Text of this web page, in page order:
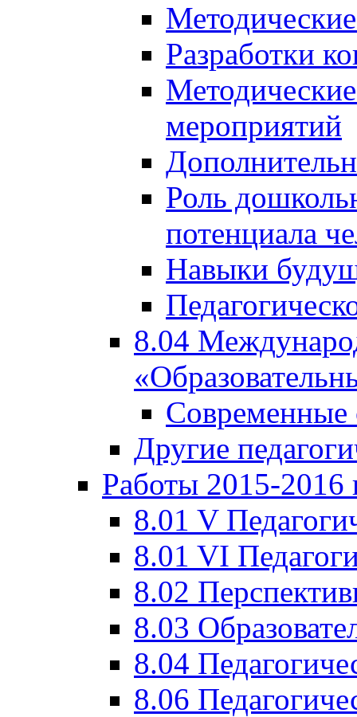
Разработки
мероприятий
Роль
потенциала
Навыки
8.04
Современные
Другие
Работы 2015-2016
8.01 V
8.01 VI
8.02
8.03
8.04
8.06